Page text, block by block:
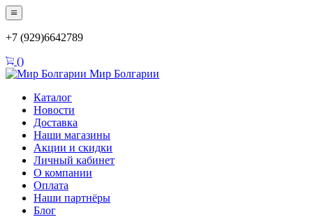
+7 (929)6642789
()
Мир Болгарии
Каталог
Новости
Доставка
Наши магазины
Акции и скидки
Личный кабинет
О компании
Оплата
Наши партнёры
Блог